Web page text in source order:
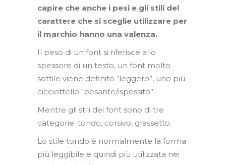
capire che anche i pesi e gli stili del
carattere che si sceglie utilizzare per
il marchio hanno una valenza.
Il peso di un font si riferisce allo
spessore di un testo, un font molto
sottile viene definito “leggero”, uno più
cicciottello “pesante/ispessito”.
Mentre gli stili dei font sono di tre
categorie: tondo, corsivo, grassetto.
Lo stile tondo è normalmente la forma
più leggibile e quindi più utilizzata nei